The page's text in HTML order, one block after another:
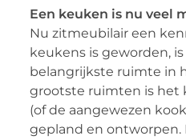
Een keuken is nu veel
Nu zitmeubilair een
keukens is geworden,
belangrijkste ruimte in
grootste ruimten is het
(of de aangewezen
gepland en ontworpen.